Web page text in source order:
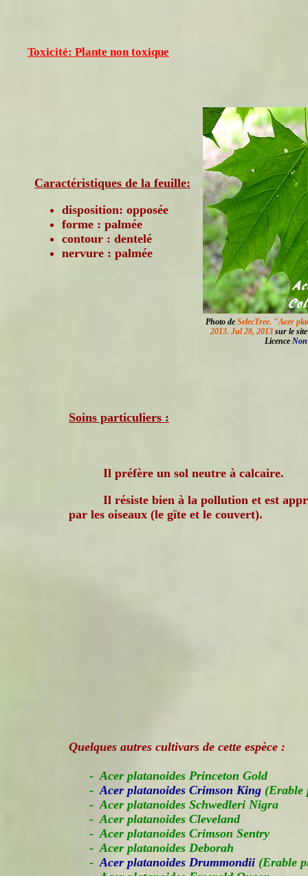
Toxicité: Plante non toxique
Photo de SelecTree. "Acer
2013. Jul 28, 2013sur le
Licence Non
Caractéristiques de la feuille:
disposition: opposée
forme : palmée
contour : dentelé
nervure : palmée
Soins particuliers :
Il préfère un sol neutre à calcaire.
Il résiste bien à la pollution et est
par les oiseaux (le gïte et le couvert).
Quelques autres cultivars de cette espèce :
- Acer platanoides Princeton Gold
-Acer platanoides Crimson King (Erable
- Acer platanoides Schwedleri Nigra
- Acer platanoides Cleveland
- Acer platanoides Crimson Sentry
- Acer platanoides Deborah
-Acer platanoides Drummondii (Erable